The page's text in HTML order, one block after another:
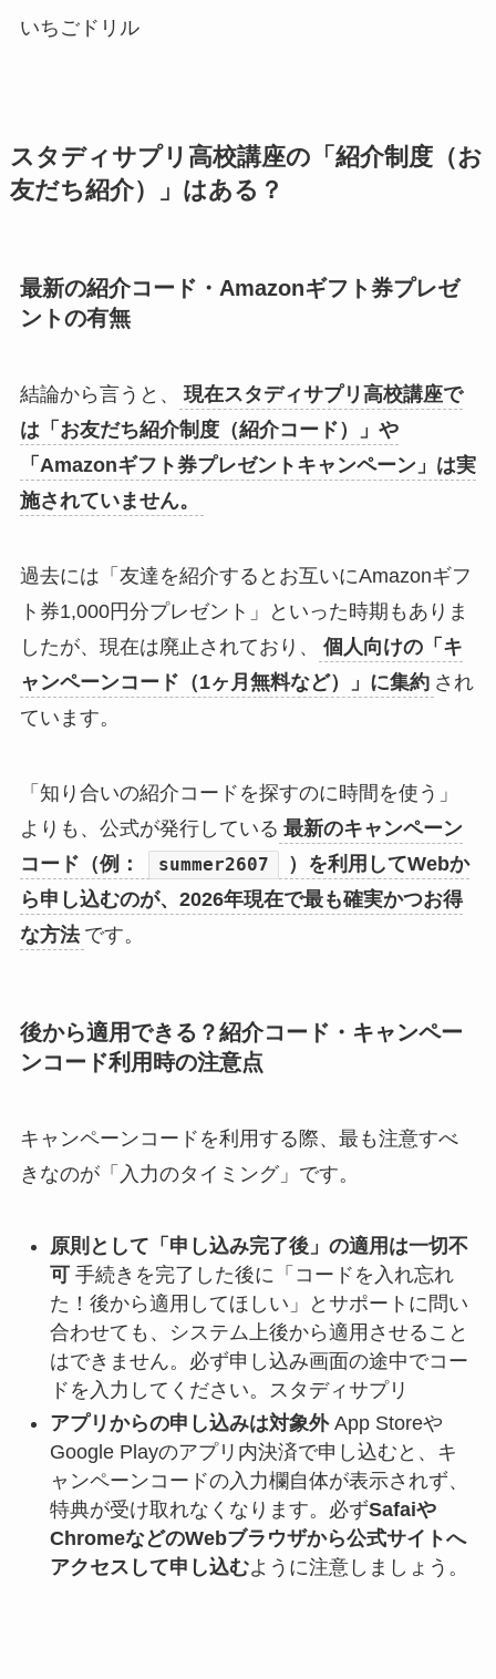
いちごドリル
スタディサプリ高校講座の「紹介制度（お
友だち紹介）」はある？
最新の紹介コード・Amazonギフト券プレゼ
ントの有無
結論から言うと、
現在スタディサプリ高校講座で
は「お友だち紹介制度（紹介コード）」や
「Amazonギフト券プレゼントキャンペーン」は実
施されていません。
過去には「友達を紹介するとお互いにAmazonギフ
ト券1,000円分プレゼント」といった時期もありま
したが、現在は廃止されており、
個人向けの「キ
ャンペーンコード（1ヶ月無料など）」に集約 され
ています。
「知り合いの紹介コードを探すのに時間を使う」
よりも、公式が発行している 最新のキャンペーン
コード（例：
summer2607
）を利用してWebか
ら申し込むのが、2026年現在で最も確実かつお得
な方法 です。
後から適用できる？紹介コード・キャンペー
ンコード利用時の注意点
キャンペーンコードを利用する際、最も注意すべ
きなのが「入力のタイミング」です。
原則として「申し込み完了後」の適用は一切不
可手続きを完了した後に「コードを入れ忘れ
た！後から適用してほしい」とサポートに問い
合わせても、システム上後から適用させること
はできません。必ず申し込み画面の途中でコー
ドを入力してください。スタディサプリ
アプリからの申し込みは対象外App Storeや
Google Playのアプリ内決済で申し込むと、キ
ャンペーンコードの入力欄自体が表示されず、
特典が受け取れなくなります。必ずSafaiや
ChromeなどのWebブラウザから公式サイトへ
アクセスして申し込むように注意しましょう。